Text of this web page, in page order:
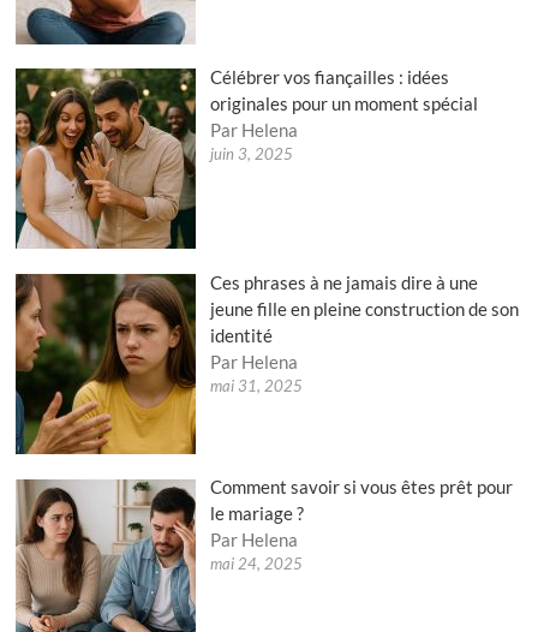
Célébrer vos fiançailles : idées
originales pour un moment spécial
Par Helena
juin 3, 2025
Ces phrases à ne jamais dire à une
jeune fille en pleine construction de son
identité
Par Helena
mai 31, 2025
Comment savoir si vous êtes prêt pour
le mariage ?
Par Helena
mai 24, 2025